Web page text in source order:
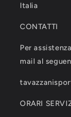
Italia
CONTATTI
Per
mail al
ORARI